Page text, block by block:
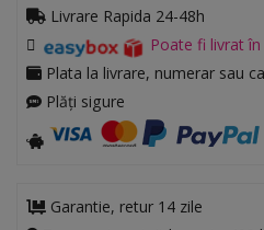
Livrare Rapida 24-48h
Poate fi livrat
Plata la livrare, numerar sau
Plăți sigure
Garantie, retur 14 zile